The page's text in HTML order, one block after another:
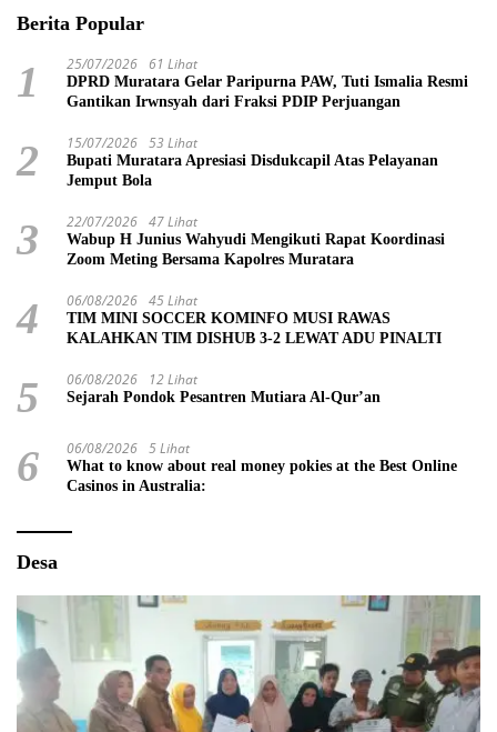
Berita Popular
1 25/07/2026 61 Lihat
DPRD Muratara Gelar Paripurna PAW, Tuti Ismalia Resmi
Gantikan Irwnsyah dari Fraksi PDIP Perjuangan
2 15/07/2026 53 Lihat
Bupati Muratara Apresiasi Disdukcapil Atas Pelayanan
Jemput Bola
3 22/07/2026 47 Lihat
Wabup H Junius Wahyudi Mengikuti Rapat Koordinasi
Zoom Meting Bersama Kapolres Muratara
4 06/08/2026 45 Lihat
TIM MINI SOCCER KOMINFO MUSI RAWAS
KALAHKAN TIM DISHUB 3-2 LEWAT ADU PINALTI
5 06/08/2026 12 Lihat
Sejarah Pondok Pesantren Mutiara Al-Qur’an
6 06/08/2026 5 Lihat
What to know about real money pokies at the Best Online
Casinos in Australia:
Desa